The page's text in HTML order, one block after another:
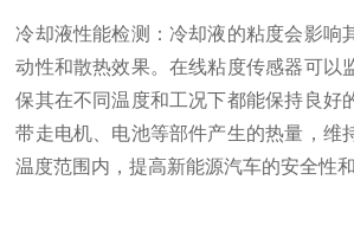
冷却液性能检测：冷却液的粘度会影响
动性和散热效果。在线粘度传感器可以
保其在不同温度和工况下都能保持良好
带走电机、电池等部件产生的热量，维
温度范围内，提高新能源汽车的安全性和